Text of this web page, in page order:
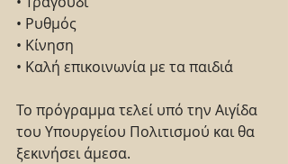
• Ρυθμός
• Κίνηση
• Καλή επικοινωνία με τα παιδιά
Το πρόγραμμα τελεί υπό την Αιγίδα
του Υπουργείου Πολιτισμού και θα
ξεκινήσει άμεσα.